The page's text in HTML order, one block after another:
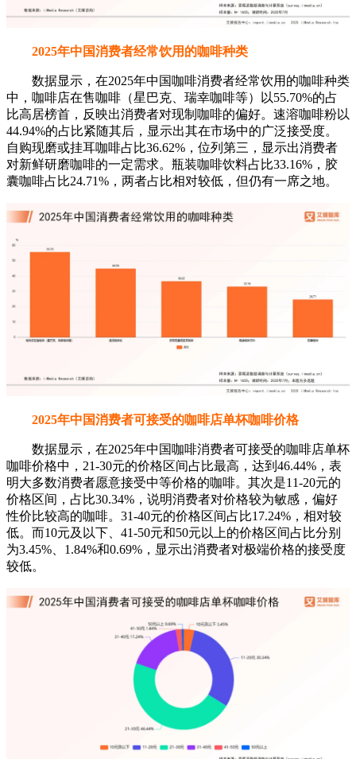
2025年中国消费者经常饮用的咖啡种类
数据显示，在2025年中国咖啡消费者经常饮用的咖啡种类
中，咖啡店在售咖啡（星巴克、瑞幸咖啡等）以55.70%的占
比高居榜首，反映出消费者对现制咖啡的偏好。速溶咖啡粉以
44.94%的占比紧随其后，显示出其在市场中的广泛接受度。
自购现磨或挂耳咖啡占比36.62%，位列第三，显示出消费者
对新鲜研磨咖啡的一定需求。瓶装咖啡饮料占比33.16%，胶
囊咖啡占比24.71%，两者占比相对较低，但仍有一席之地。
2025年中国消费者可接受的咖啡店单杯咖啡价格
数据显示，在2025年中国咖啡消费者可接受的咖啡店单杯
咖啡价格中，21-30元的价格区间占比最高，达到46.44%，表
明大多数消费者愿意接受中等价格的咖啡。其次是11-20元的
价格区间，占比30.34%，说明消费者对价格较为敏感，偏好
性价比较高的咖啡。31-40元的价格区间占比17.24%，相对较
低。而10元及以下、41-50元和50元以上的价格区间占比分别
为3.45%、1.84%和0.69%，显示出消费者对极端价格的接受度
较低。